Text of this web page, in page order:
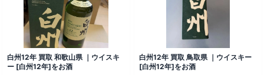
白州12年 買取 和歌山県 ｜ウイスキ
ー [白州12年]をお酒
白州12年 買取 鳥取県 ｜ウイスキー
[白州12年]をお酒